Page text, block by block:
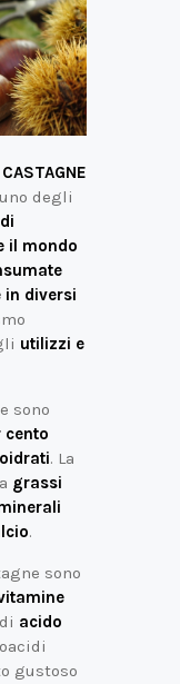
degli
il mondo
in diversi
utilizzi e
sono
cento
. La
grassi
.
sono
acido
gustoso